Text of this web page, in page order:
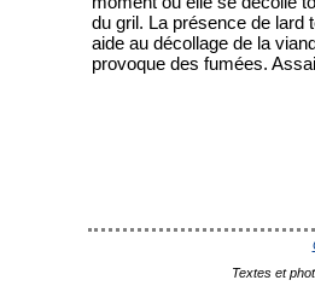
du gril. La présence de lard
aide au décollage de la
provoque des fumées.
Textes et